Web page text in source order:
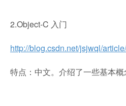
2.Object-C 入门
http://blog.csdn.net/jsjwql/
特点：中文。介绍了一些基本概